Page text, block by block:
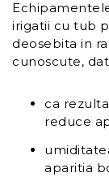
irigatii cu tub
deosebita in
cunoscute,
ca
reduce
aparitia